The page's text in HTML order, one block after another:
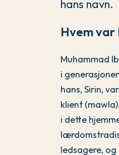
hans navn.
Hvem var
Muhammad
i
hans, Sirin,
klient
i dette
ledsagere,